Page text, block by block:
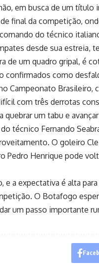
em busca de um título
final da competição,
do técnico
desde sua estreia,
de um quadro gripal, é
confirmados como
Campeonato Brasileiro,
com três derrotas
um tabu e
técnico Fernando
O goleiro
Pedro Henrique pode
e a expectativa é alta
O Botafogo
um passo importante